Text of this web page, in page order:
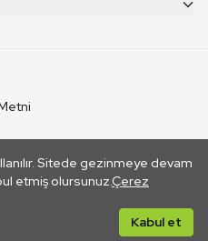
Sitede gezinmeye devam
etmiş olursunuz.Çerez
Kabul et
Bağlantı yoluyla gidilen dış